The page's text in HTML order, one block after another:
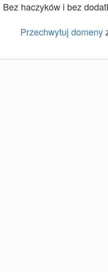
Bez haczyków i bez
Przechwytuj domeny